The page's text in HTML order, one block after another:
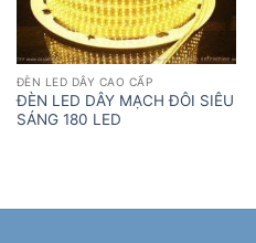
ĐÈN LED DÂY CAO CẤP
ĐÈN LED DÂY MẠCH ĐÔI SIÊU
SÁNG 180 LED